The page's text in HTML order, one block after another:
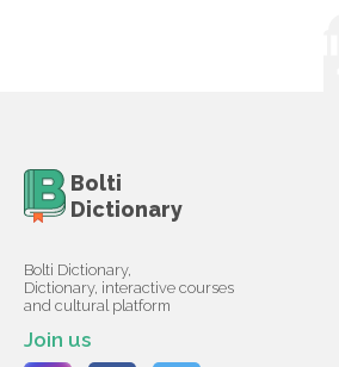
Bolti
Dictionary
Bolti Dictionary,
Dictionary, interactive courses
and cultural platform
Join us